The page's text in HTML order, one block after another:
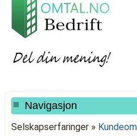
Navigasjon
Selskapserfaringer »